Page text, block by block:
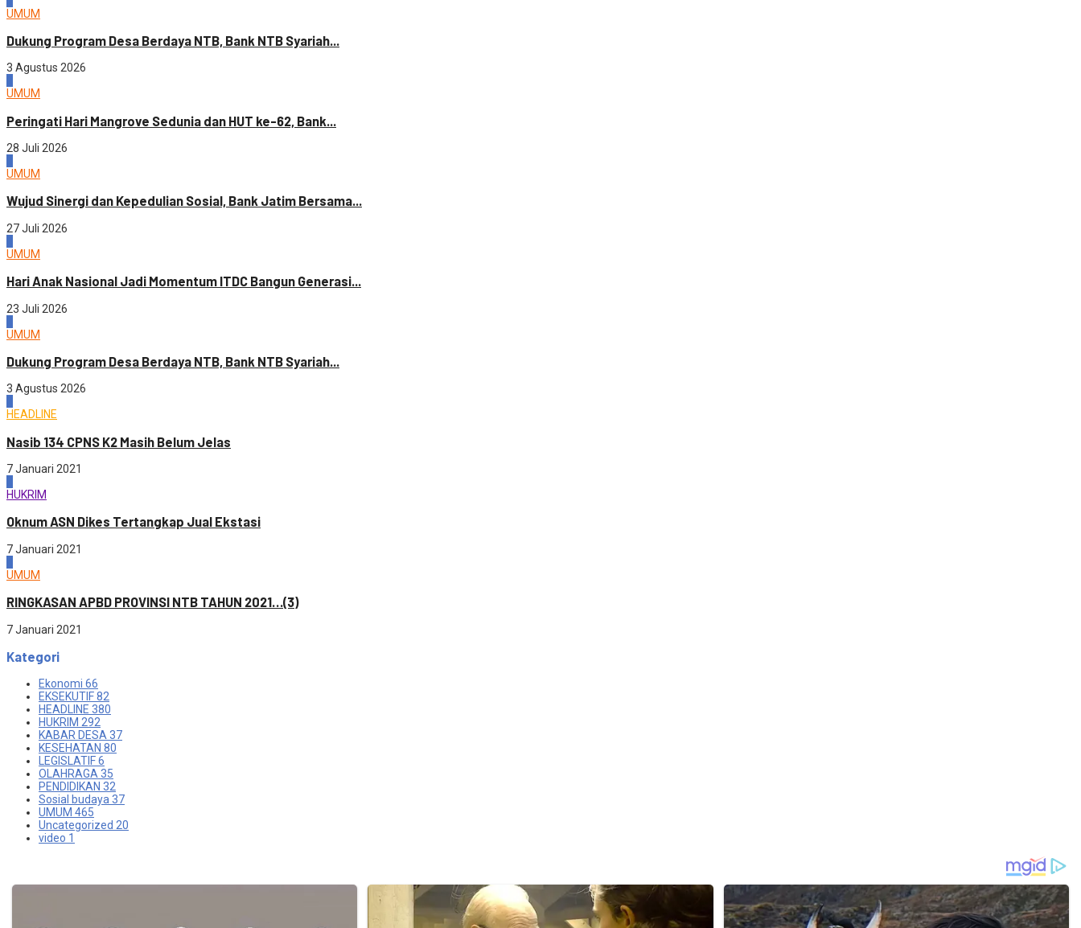
UMUM
Dukung Program Desa Berdaya NTB, Bank NTB Syariah...
3 Agustus 2026
UMUM
Peringati Hari Mangrove Sedunia dan HUT ke-62, Bank...
28 Juli 2026
UMUM
Wujud Sinergi dan Kepedulian Sosial, Bank Jatim Bersama...
27 Juli 2026
UMUM
Hari Anak Nasional Jadi Momentum ITDC Bangun Generasi...
23 Juli 2026
UMUM
Dukung Program Desa Berdaya NTB, Bank NTB Syariah...
3 Agustus 2026
HEADLINE
Nasib 134 CPNS K2 Masih Belum Jelas
7 Januari 2021
HUKRIM
Oknum ASN Dikes Tertangkap Jual Ekstasi
7 Januari 2021
UMUM
RINGKASAN APBD PROVINSI NTB TAHUN 2021…(3)
7 Januari 2021
Kategori
Ekonomi 66
EKSEKUTIF82
HEADLINE 380
HUKRIM 292
KABAR DESA37
KESEHATAN 80
LEGISLATIF6
OLAHRAGA35
PENDIDIKAN 32
Sosial budaya37
UMUM 465
Uncategorized 20
video 1